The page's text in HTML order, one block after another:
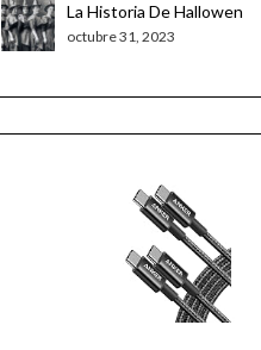
La Historia De Hallowen
octubre 31, 2023